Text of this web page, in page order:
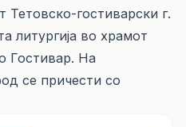
гостиварски г.
литургија во храмот
Гостивар. На
се причести со